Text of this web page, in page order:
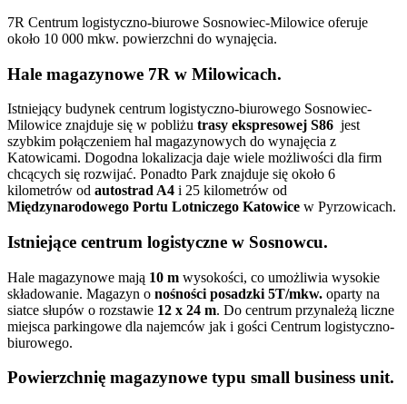
7R Centrum logistyczno-biurowe Sosnowiec-Milowice oferuje
około 10 000 mkw. powierzchni do wynajęcia.
Hale magazynowe 7R w Milowicach.
Istniejący budynek centrum logistyczno-biurowego Sosnowiec-
Milowice znajduje się w pobliżu trasy ekspresowej S86 jest
szybkim połączeniem hal magazynowych do wynajęcia z
Katowicami. Dogodna lokalizacja daje wiele możliwości dla firm
chcących się rozwijać. Ponadto Park znajduje się około 6
kilometrów od autostrad A4 i 25 kilometrów od
Międzynarodowego Portu Lotniczego Katowice w Pyrzowicach.
Istniejące centrum logistyczne w Sosnowcu.
Hale magazynowe mają 10 m wysokości, co umożliwia wysokie
składowanie. Magazyn o nośności posadzki 5T/mkw. oparty na
siatce słupów o rozstawie 12 x 24 m. Do centrum przynależą liczne
miejsca parkingowe dla najemców jak i gości Centrum logistyczno-
biurowego.
Powierzchnię magazynowe typu small business unit.